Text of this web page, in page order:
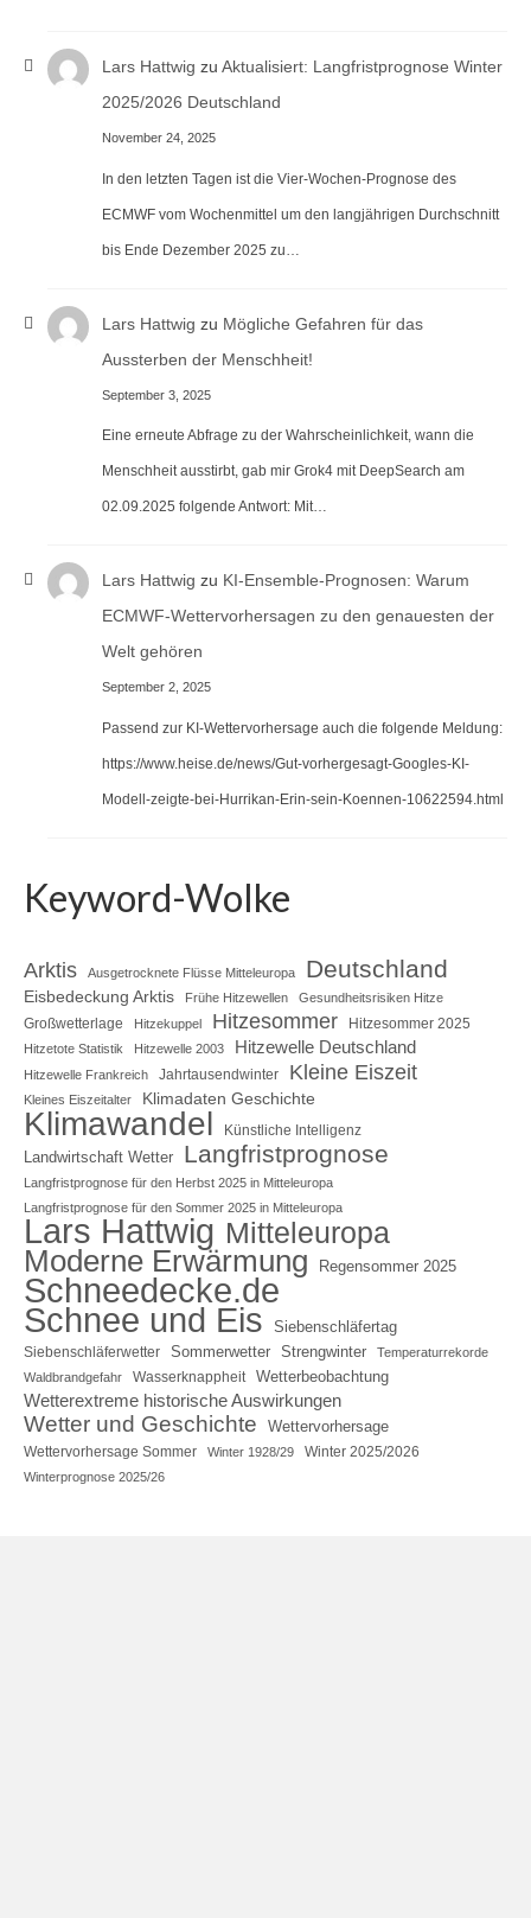
Lars Hattwig zu Aktualisiert: Langfristprognose Winter
2025/2026 Deutschland
November 24, 2025
In den letzten Tagen ist die Vier-Wochen-Prognose des
ECMWF vom Wochenmittel um den langjährigen Durchschnitt
bis Ende Dezember 2025 zu…
Lars Hattwig zu Mögliche Gefahren für das
Aussterben der Menschheit!
September 3, 2025
Eine erneute Abfrage zu der Wahrscheinlichkeit, wann die
Menschheit ausstirbt, gab mir Grok4 mit DeepSearch am
02.09.2025 folgende Antwort: Mit…
Lars Hattwig zu KI-Ensemble-Prognosen: Warum
ECMWF-Wettervorhersagen zu den genauesten der
Welt gehören
September 2, 2025
Passend zur KI-Wettervorhersage auch die folgende Meldung:
https://www.heise.de/news/Gut-vorhergesagt-Googles-KI-
Modell-zeigte-bei-Hurrikan-Erin-sein-Koennen-10622594.html
Keyword-Wolke
Arktis Ausgetrocknete Flüsse Mitteleuropa Deutschland
Eisbedeckung Arktis Frühe Hitzewellen Gesundheitsrisiken Hitze
Großwetterlage Hitzekuppel Hitzesommer Hitzesommer 2025
Hitzetote Statistik Hitzewelle 2003 Hitzewelle Deutschland
Hitzewelle Frankreich Jahrtausendwinter Kleine Eiszeit
Kleines Eiszeitalter Klimadaten Geschichte
Klimawandel Künstliche Intelligenz
Landwirtschaft Wetter Langfristprognose
Langfristprognose für den Herbst 2025 in Mitteleuropa
Langfristprognose für den Sommer 2025 in Mitteleuropa
Lars Hattwig Mitteleuropa
Moderne Erwärmung Regensommer 2025
Schneedecke.de
Schnee und Eis Siebenschläfertag
Siebenschläferwetter Sommerwetter Strengwinter
Temperaturrekorde
Waldbrandgefahr
Wasserknappheit Wetterbeobachtung
Wetterextreme historische Auswirkungen
Wetter und Geschichte Wettervorhersage
Wettervorhersage Sommer Winter 1928/29 Winter 2025/2026
Winterprognose 2025/26